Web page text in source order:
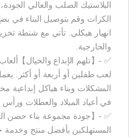
البلاستيك الصلب والعالي
الكرات وقم بتوصيل البناء في
انهيار هيكلي. تأتي مع شنطة
والخارجية.
✅ -【تلهم الإبداع والخيال】
لعب طفلين أو أربعة أو أكثر.
المشكلات وبناء هياكل إبداعية
في أعياد الميلاد والعطلات ورأس
✅ -【جودة مجموعة بناء حصن
المستهلكين بأفضل منتج وخدمة